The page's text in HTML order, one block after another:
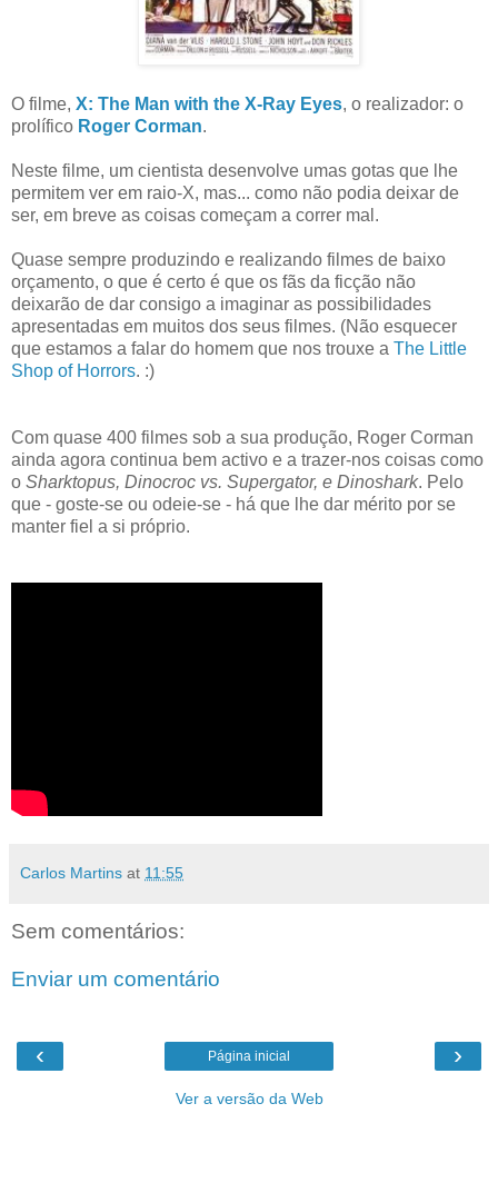
O filme, X: The Man with the X-Ray Eyes, o realizador: o
prolífico Roger Corman.
Neste filme, um cientista desenvolve umas gotas que lhe
permitem ver em raio-X, mas... como não podia deixar de
ser, em breve as coisas começam a correr mal.
Quase sempre produzindo e realizando filmes de baixo
orçamento, o que é certo é que os fãs da ficção não
deixarão de dar consigo a imaginar as possibilidades
apresentadas em muitos dos seus filmes. (Não esquecer
que estamos a falar do homem que nos trouxe a The Little
Shop of Horrors. :)
Com quase 400 filmes sob a sua produção, Roger Corman
ainda agora continua bem activo e a trazer-nos coisas como
o Sharktopus, Dinocroc vs. Supergator, e Dinoshark. Pelo
que - goste-se ou odeie-se - há que lhe dar mérito por se
manter fiel a si próprio.
Carlos Martins at 11:55
Sem comentários:
Enviar um comentário
‹ ›
Página inicial
Ver a versão da Web